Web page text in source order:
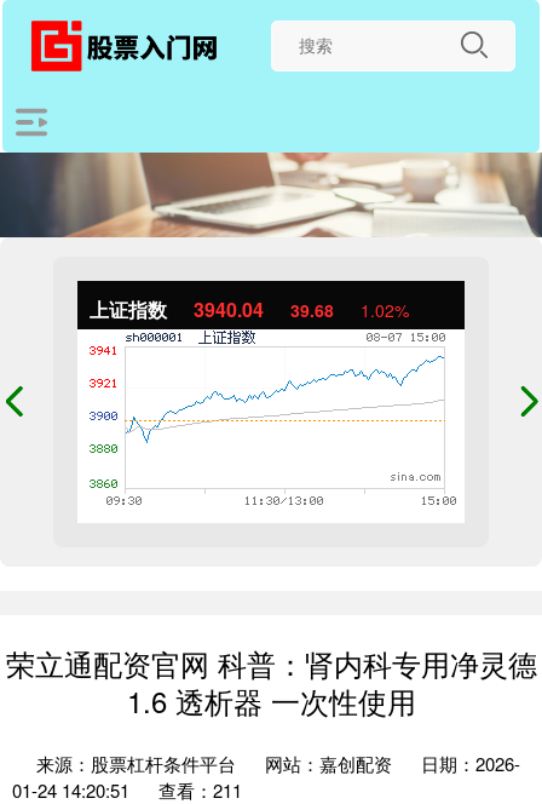
上证指数 3940.04 39.68 1.02%
荣立通配资官网 科普：肾内科专用净灵德
1.6 透析器 一次性使用
来源：股票杠杆条件平台 网站：嘉创配资
日期：2026-
01-24 14:20:51
查看：211